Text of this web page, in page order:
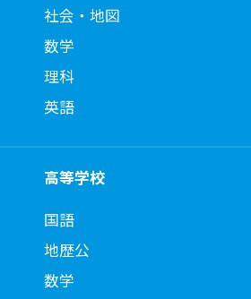
社会・地図
数学
理科
英語
高等学校
国語
地歴公
数学